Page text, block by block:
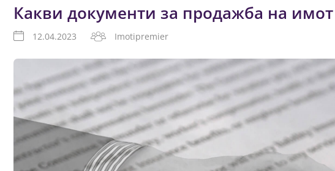
Какви документи за продажба на
12.04.2023 Imotipremier